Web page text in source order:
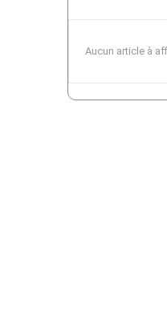
Aucun article à